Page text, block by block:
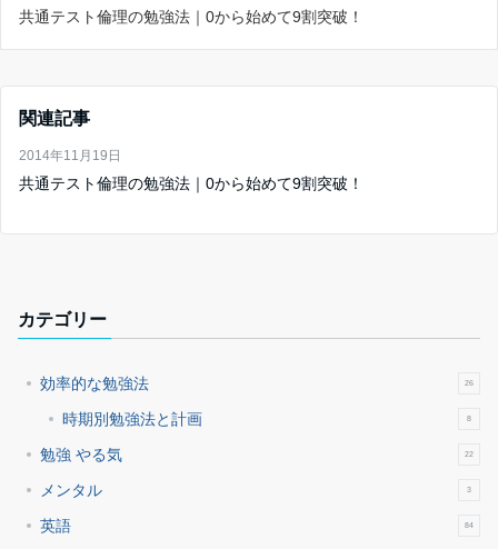
共通テスト倫理の勉強法｜0から始めて9割突破！
関連記事
2014年11月19日
共通テスト倫理の勉強法｜0から始めて9割突破！
カテゴリー
効率的な勉強法 26
時期別勉強法と計画 8
勉強 やる気 22
メンタル 3
英語 84